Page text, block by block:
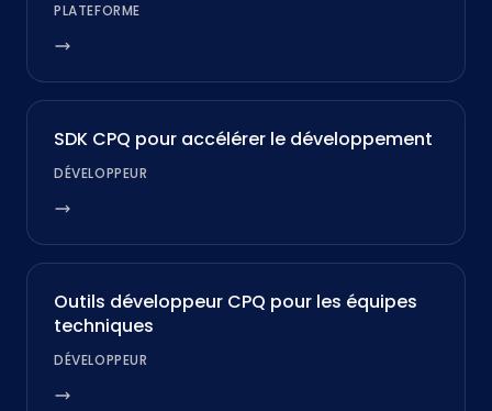
PLATEFORME
SDK CPQ pour accélérer le développement
DÉVELOPPEUR
Outils développeur CPQ pour les équipes
techniques
DÉVELOPPEUR